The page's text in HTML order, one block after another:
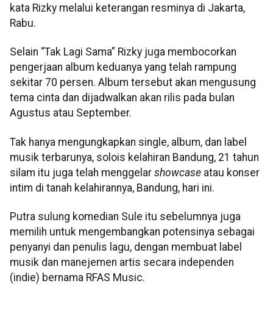
kata Rizky melalui keterangan resminya di Jakarta,
Rabu.
Selain “Tak Lagi Sama” Rizky juga membocorkan
pengerjaan album keduanya yang telah rampung
sekitar 70 persen. Album tersebut akan mengusung
tema cinta dan dijadwalkan akan rilis pada bulan
Agustus atau September.
Tak hanya mengungkapkan single, album, dan label
musik terbarunya, solois kelahiran Bandung, 21 tahun
silam itu juga telah menggelar showcase atau konser
intim di tanah kelahirannya, Bandung, hari ini.
Putra sulung komedian Sule itu sebelumnya juga
memilih untuk mengembangkan potensinya sebagai
penyanyi dan penulis lagu, dengan membuat label
musik dan manejemen artis secara independen
(indie) bernama RFAS Music.